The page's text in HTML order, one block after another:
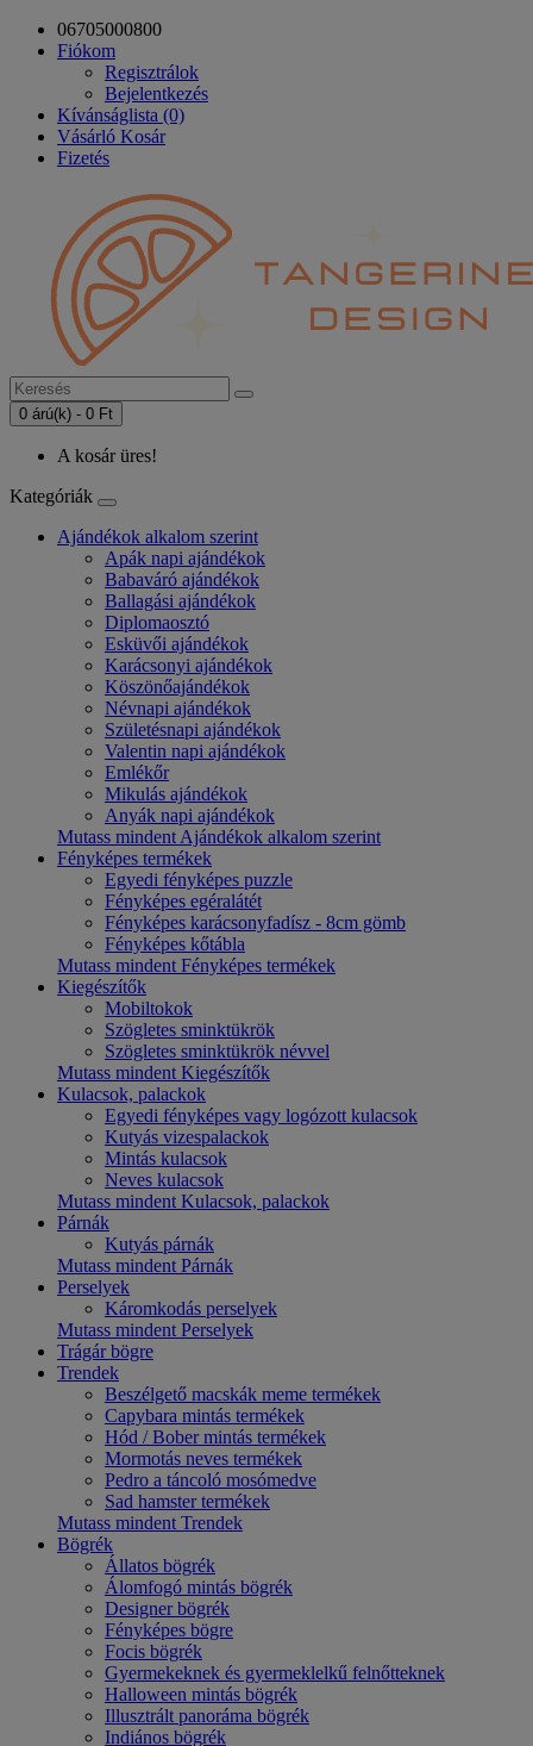
06705000800
Fiókom
Regisztrálok
Bejelentkezés
Kívánságlista (0)
Vásárló Kosár
Fizetés
0 árú(k) - 0 Ft
A kosár üres!
Kategóriák
Ajándékok alkalom szerint
Apák napi ajándékok
Babaváró ajándékok
Ballagási ajándékok
Diplomaosztó
Esküvői ajándékok
Karácsonyi ajándékok
Köszönőajándékok
Névnapi ajándékok
Születésnapi ajándékok
Valentin napi ajándékok
Emlékőr
Mikulás ajándékok
Anyák napi ajándékok
Mutass mindent Ajándékok alkalom szerint
Fényképes termékek
Egyedi fényképes puzzle
Fényképes egéralátét
Fényképes karácsonyfadísz - 8cm gömb
Fényképes kőtábla
Mutass mindent Fényképes termékek
Kiegészítők
Mobiltokok
Szögletes sminktükrök
Szögletes sminktükrök névvel
Mutass mindent Kiegészítők
Kulacsok, palackok
Egyedi fényképes vagy logózott kulacsok
Kutyás vizespalackok
Mintás kulacsok
Neves kulacsok
Mutass mindent Kulacsok, palackok
Párnák
Kutyás párnák
Mutass mindent Párnák
Perselyek
Káromkodás perselyek
Mutass mindent Perselyek
Trágár bögre
Trendek
Beszélgető macskák meme termékek
Capybara mintás termékek
Hód / Bober mintás termékek
Mormotás neves termékek
Pedro a táncoló mosómedve
Sad hamster termékek
Mutass mindent Trendek
Bögrék
Állatos bögrék
Álomfogó mintás bögrék
Designer bögrék
Fényképes bögre
Focis bögrék
Gyermekeknek és gyermeklelkű felnőtteknek
Halloween mintás bögrék
Illusztrált panoráma bögrék
Indiános bögrék